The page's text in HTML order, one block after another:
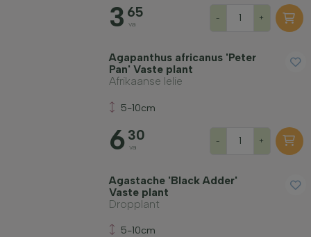
3 65
va
- +
Agapanthus africanus 'Peter
Pan' Vaste plant
Afrikaanse lelie
5-10cm
6 30
va
- +
Agastache 'Black Adder'
Vaste plant
Dropplant
5-10cm